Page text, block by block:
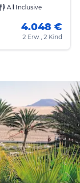
All Inclusive
4.048 €
2 Erw., 2 Kind